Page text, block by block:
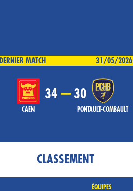
DERNIER MATCH 31/05/2026
CAEN
34 –
PONTAULT-COMBAULT
30
CLASSEMENT
ÉQUIPES